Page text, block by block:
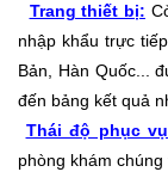
Trang thiết bị:
nhập khẩu trực
Bản, Hàn Quốc...
đến bảng kết quả
Thái độ phục
phòng khám